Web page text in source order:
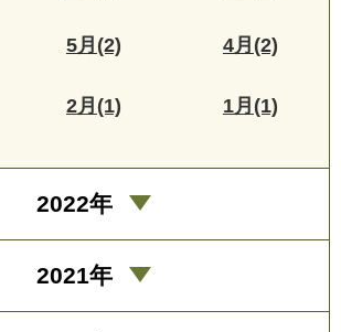
5月(2) 4月(2)
2月(1) 1月(1)
2022年
2021年